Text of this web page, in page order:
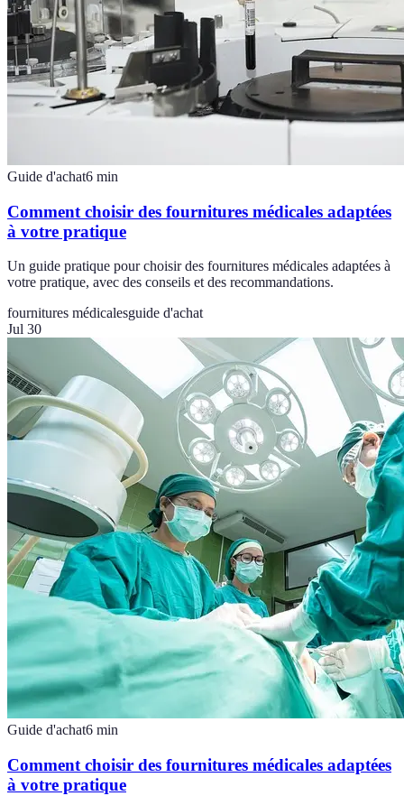
Guide d'achat6 min
Comment choisir des fournitures médicales adaptées
à votre pratique
Un guide pratique pour choisir des fournitures médicales adaptées à
votre pratique, avec des conseils et des recommandations.
fournitures médicalesguide d'achat
Jul 30
Guide d'achat6 min
Comment choisir des fournitures médicales adaptées
à votre pratique